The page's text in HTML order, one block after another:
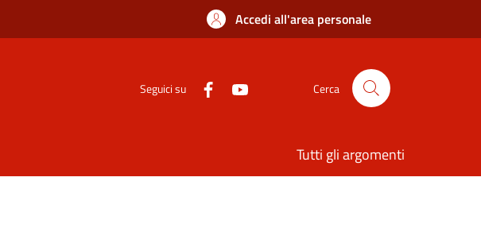
Accedi all'area personale
Seguici su Cerca
Tutti gli argomenti